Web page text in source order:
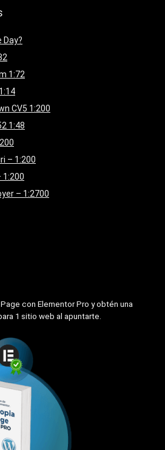
Day?
1:72
CV5 1:200
1:48
– 1:200
1:200
– 1:2700
con Elementor Pro y obtén una
1 sitio web al apuntarte.